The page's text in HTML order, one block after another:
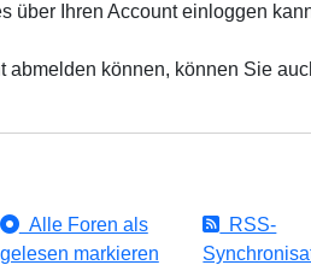
über Ihren Account einloggen
können, können Sie
Alle Foren als
gelesen markieren
RSS-